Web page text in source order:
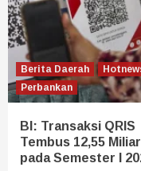
Berita Daerah
Perbankan
BI: Transaksi QRIS
Tembus 12,55 Miliar
pada Semester I